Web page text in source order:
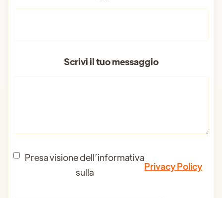
Scrivi il tuo messaggio
Presa visione dell’informativa
sulla
Privacy Policy